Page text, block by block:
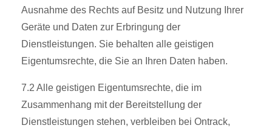
Ausnahme des Rechts auf Besitz und Nutzung Ihrer
Geräte und Daten zur Erbringung der
Dienstleistungen. Sie behalten alle geistigen
Eigentumsrechte, die Sie an Ihren Daten haben.
7.2 Alle geistigen Eigentumsrechte, die im
Zusammenhang mit der Bereitstellung der
Dienstleistungen stehen, verbleiben bei Ontrack,